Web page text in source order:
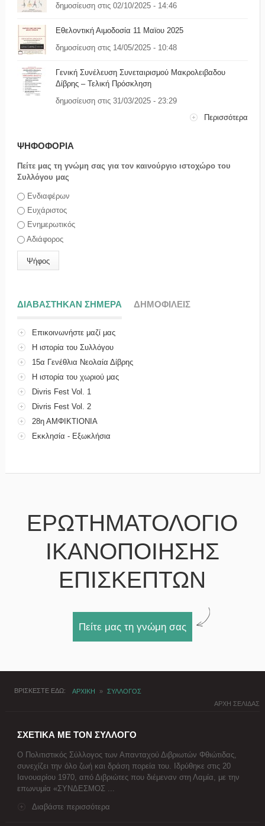
δημοσίευση στις 02/10/2025 - 14:46
Εθελοντική Αιμοδοσία 11 Μαϊου 2025
δημοσίευση στις 14/05/2025 - 10:48
Γενική Συνέλευση Συνεταιρισμού Μακρολειβαδου
Δίβρης – Τελική Πρόσκληση
δημοσίευση στις 31/03/2025 - 23:29
Περισσότερα
ΨΗΦΟΦΟΡΙΑ
Πείτε μας τη γνώμη σας για τον καινούργιο ιστοχώρο του
Συλλόγου μας
Επιλογές
Ενδιαφέρων
Ευχάριστος
Ενημερωτικός
Αδιάφορος
ΔΙΑΒΑΣΤΗΚΑΝ ΣΗΜΕΡΑ (ΕΝΕΡΓΗ ΚΑΡΤΕΛΑ)
ΔΗΜΟΦΙΛΕΙΣ
Επικοινωνήστε μαζί μας
Η ιστορία του Συλλόγου
15α Γενέθλια Νεολαία Δίβρης
Η ιστορία του χωριού μας
Divris Fest Vol. 1
Divris Fest Vol. 2
28η ΑΜΦΙΚΤΙΟΝΙΑ
Εκκλησία - Εξωκλήσια
ΕΡΩΤΗΜΑΤΟΛΟΓΙΟ
ΙΚΑΝΟΠΟΙΗΣΗΣ
ΕΠΙΣΚΕΠΤΩΝ
Πείτε μας τη γνώμη σας
ΒΡΙΣΚΕΣΤΕ ΕΔΩ ΑΡΧΙΚΗ » ΣΥΛΛΟΓΟΣ
ΑΡΧΗ ΣΕΛΙΔΑΣ
ΣΧΕΤΙΚΑ ΜΕ ΤΟΝ ΣΥΛΛΟΓΟ
Ο Πολιτιστικός Σύλλογος των Απανταχού Διβριωτών Φθιώτιδας,
συνεχίζει την όλο ζωή και δράση πορεία του. Ιδρύθηκε στις 20
Ιανουαρίου 1970, από Διβριώτες που διέμεναν στη Λαμία, με την
επωνυμία «ΣΥΝΔΕΣΜΟΣ ...
Διαβάστε περισσότερα